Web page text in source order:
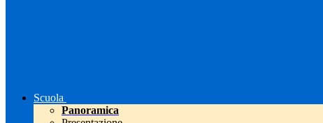
Scuola
Panoramica